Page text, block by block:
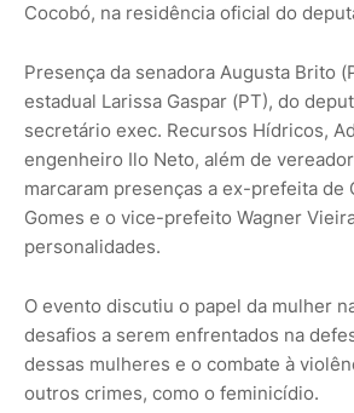
Cocobó, na residência oficial do
Presença da senadora Augusta Brito
estadual Larissa Gaspar (PT), do
secretário exec. Recursos Hídricos,
engenheiro Ilo Neto, além de
marcaram presenças a ex-prefeita de
Gomes e o vice-prefeito Wagner
personalidades.
O evento discutiu o papel da mulher
desafios a serem enfrentados na
dessas mulheres e o combate à
outros crimes, como o feminicídio.